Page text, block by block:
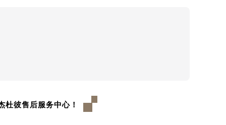
杜彼售后服务中心！